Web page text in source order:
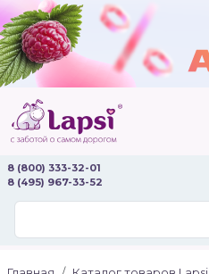
8 (800) 333-32-01
8 (495) 967-33-52